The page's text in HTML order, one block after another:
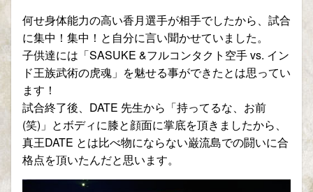
何せ身体能力の高い香月選手が相手でしたから、試合
に集中！集中！と自分に言い聞かせていました。
子供達には「SASUKE &フルコンタクト空手 vs. イン
ド王族武術の虎魂」を魅せる事ができたとは思ってい
ます！
試合終了後、DATE 先生から「持ってるな、お前
(笑)」とボディに膝と顔面に掌底を頂きましたから、
真王DATE とは比べ物にならない巌流島での闘いに合
格点を頂いたんだと思います。